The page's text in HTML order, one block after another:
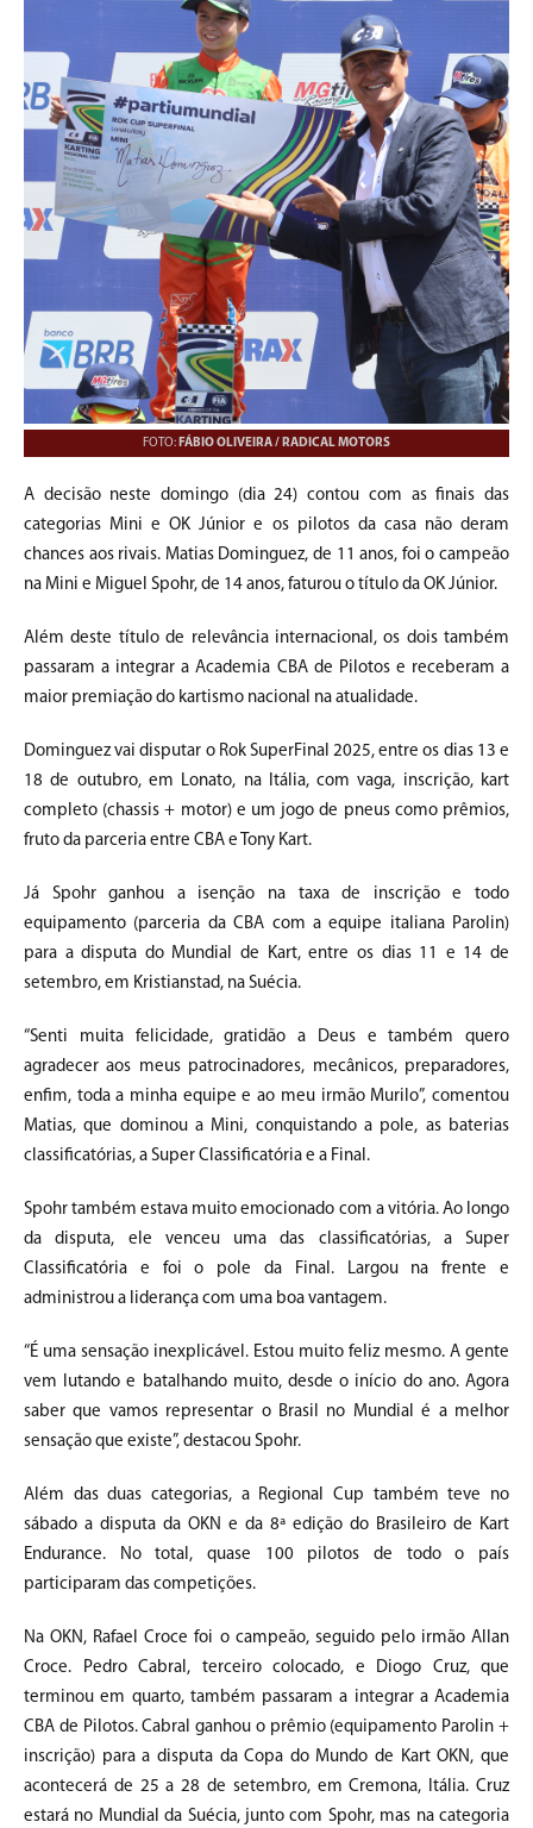
FOTO: FÁBIO OLIVEIRA / RADICAL MOTORS
A decisão neste domingo (dia 24) contou com as finais das
categorias Mini e OK Júnior e os pilotos da casa não deram
chances aos rivais. Matias Dominguez, de 11 anos, foi o campeão
na Mini e Miguel Spohr, de 14 anos, faturou o título da OK Júnior.
Além deste título de relevância internacional, os dois também
passaram a integrar a Academia CBA de Pilotos e receberam a
maior premiação do kartismo nacional na atualidade.
Dominguez vai disputar o Rok SuperFinal 2025, entre os dias 13 e
18 de outubro, em Lonato, na Itália, com vaga, inscrição, kart
completo (chassis + motor) e um jogo de pneus como prêmios,
fruto da parceria entre CBA e Tony Kart.
Já Spohr ganhou a isenção na taxa de inscrição e todo
equipamento (parceria da CBA com a equipe italiana Parolin)
para a disputa do Mundial de Kart, entre os dias 11 e 14 de
setembro, em Kristianstad, na Suécia.
“Senti muita felicidade, gratidão a Deus e também quero
agradecer aos meus patrocinadores, mecânicos, preparadores,
enfim, toda a minha equipe e ao meu irmão Murilo”, comentou
Matias, que dominou a Mini, conquistando a pole, as baterias
classificatórias, a Super Classificatória e a Final.
Spohr também estava muito emocionado com a vitória. Ao longo
da disputa, ele venceu uma das classificatórias, a Super
Classificatória e foi o pole da Final. Largou na frente e
administrou a liderança com uma boa vantagem.
“É uma sensação inexplicável. Estou muito feliz mesmo. A gente
vem lutando e batalhando muito, desde o início do ano. Agora
saber que vamos representar o Brasil no Mundial é a melhor
sensação que existe”, destacou Spohr.
Além das duas categorias, a Regional Cup também teve no
sábado a disputa da OKN e da 8ª edição do Brasileiro de Kart
Endurance. No total, quase 100 pilotos de todo o país
participaram das competições.
Na OKN, Rafael Croce foi o campeão, seguido pelo irmão Allan
Croce. Pedro Cabral, terceiro colocado, e Diogo Cruz, que
terminou em quarto, também passaram a integrar a Academia
CBA de Pilotos. Cabral ganhou o prêmio (equipamento Parolin +
inscrição) para a disputa da Copa do Mundo de Kart OKN, que
acontecerá de 25 a 28 de setembro, em Cremona, Itália. Cruz
estará no Mundial da Suécia, junto com Spohr, mas na categoria